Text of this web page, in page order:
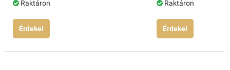
Raktáron
Érdekel
Raktáron
Érdekel